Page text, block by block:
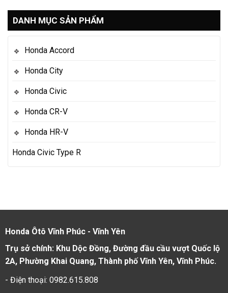
DANH MỤC SẢN PHẨM
Honda Accord
Honda City
Honda Civic
Honda CR-V
Honda HR-V
Honda Civic Type R
Honda Ôtô Vĩnh Phúc - Vĩnh Yên
Trụ sở chính: Khu Dộc Đồng, Đường đầu cầu vượt Quốc lộ
2A, Phường Khai Quang, Thành phố Vĩnh Yên, Vĩnh Phúc.
- Điện thoại: 0982.615.808